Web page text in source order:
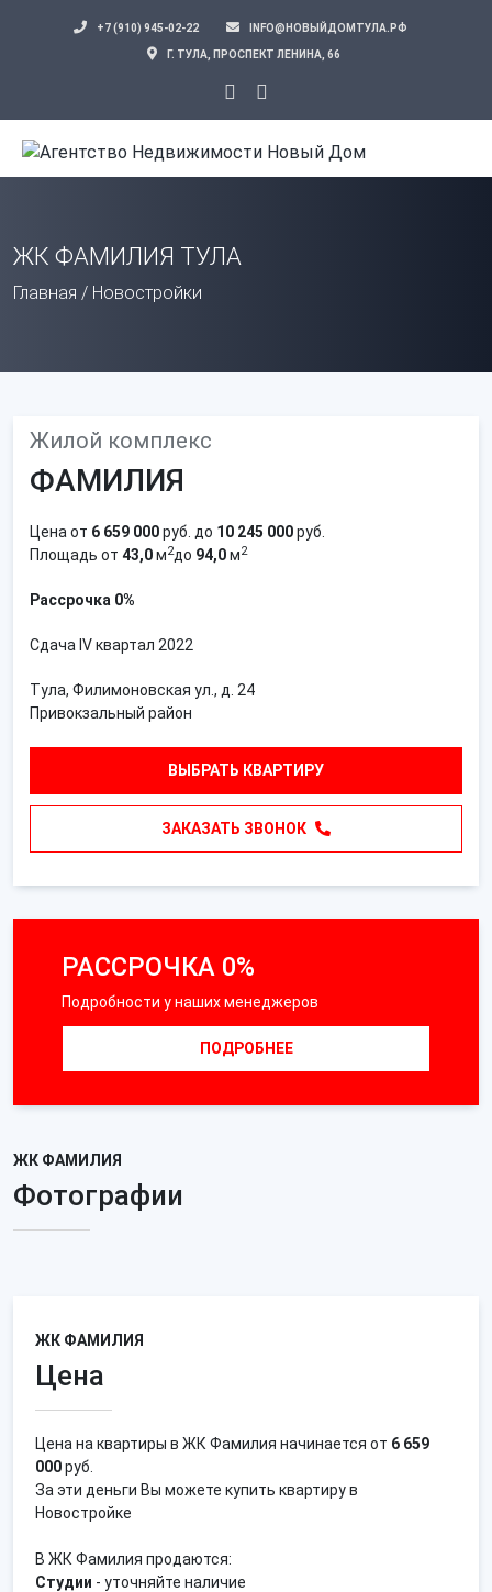
+7 (910) 945-02-22 INFO@НОВЫЙДОМТУЛА.РФ
Г. ТУЛА, ПРОСПЕКТ ЛЕНИНА, 66
ЖК ФАМИЛИЯ ТУЛА
Главная / Новостройки
РАССРОЧКА 0%
Подробности у наших менеджеров
ПОДРОБНЕЕ
ЖК ФАМИЛИЯ
Фотографии
ЖК ФАМИЛИЯ
Цена
Цена на квартиры в ЖК Фамилия начинается от 6 659
000руб.
За эти деньги Вы можете купить квартиру в
Новостройке
В ЖК Фамилия продаются:
Студии - уточняйте наличие
Жилой комплекс
ФАМИЛИЯ
Цена от 6 659 000руб. до 10 245 000руб.
Площадь от 43,0м2до 94,0м2
Рассрочка 0%
Сдача IV квартал 2022
Тула, Филимоновская ул., д. 24
Привокзальный район
ВЫБРАТЬ КВАРТИРУ
ЗАКАЗАТЬ ЗВОНОК